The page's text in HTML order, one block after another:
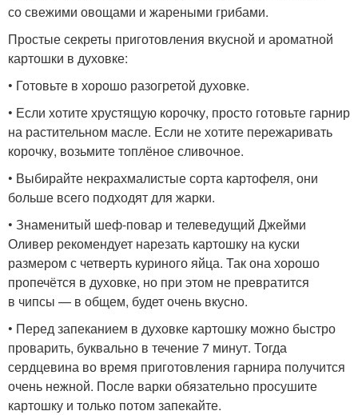
со свежими овощами и жареными грибами.
Простые секреты приготовления вкусной и ароматной
картошки в духовке:
• Готовьте в хорошо разогретой духовке.
• Если хотите хрустящую корочку, просто готовьте гарнир
на растительном масле. Если не хотите пережаривать
корочку, возьмите топлёное сливочное.
• Выбирайте некрахмалистые сорта картофеля, они
больше всего подходят для жарки.
• Знаменитый шеф-повар и телеведущий Джейми
Оливер рекомендует нарезать картошку на куски
размером с четверть куриного яйца. Так она хорошо
пропечётся в духовке, но при этом не превратится
в чипсы — в общем, будет очень вкусно.
• Перед запеканием в духовке картошку можно быстро
проварить, буквально в течение 7 минут. Тогда
сердцевина во время приготовления гарнира получится
очень нежной. После варки обязательно просушите
картошку и только потом запекайте.